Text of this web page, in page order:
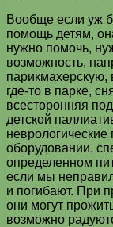
Вообще если уж
помощь детям,
нужно помочь,
возможность,
парикмахерскую,
где-то в парке,
всесторонняя
детской
оборудовании,
определенном
если мы
и погибают. При
они могут
возможно